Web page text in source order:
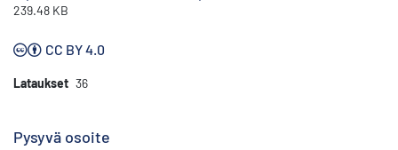
239.48 KB
CC BY 4.0
Lataukset 36
Pysyvä osoite